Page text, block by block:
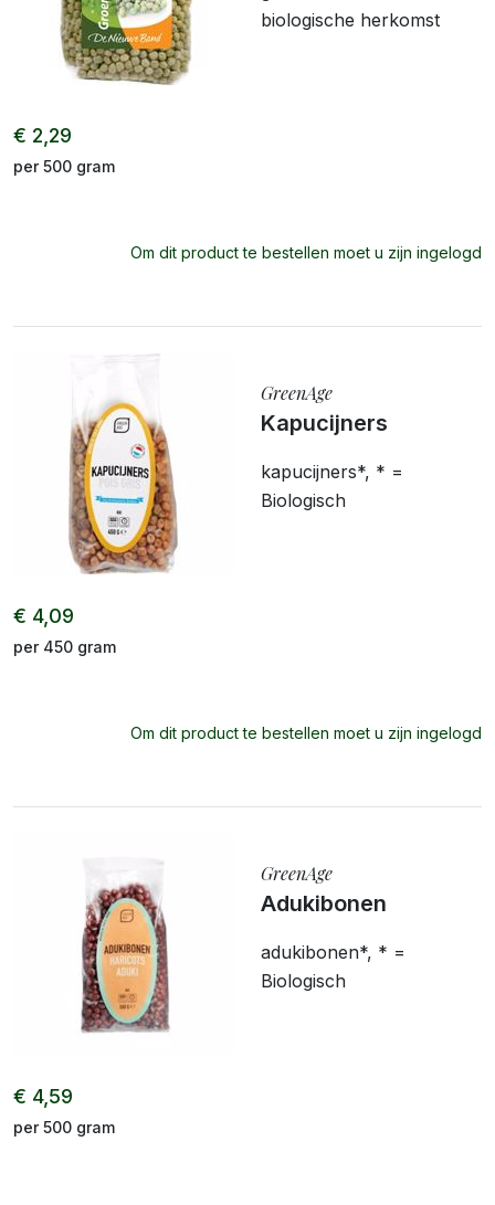
biologische herkomst
€ 2,29
per 500 gram
Om dit product te bestellen moet u zijn ingelogd
GreenAge
Kapucijners
kapucijners*, * =
Biologisch
€ 4,09
per 450 gram
Om dit product te bestellen moet u zijn ingelogd
GreenAge
Adukibonen
adukibonen*, * =
Biologisch
€ 4,59
per 500 gram